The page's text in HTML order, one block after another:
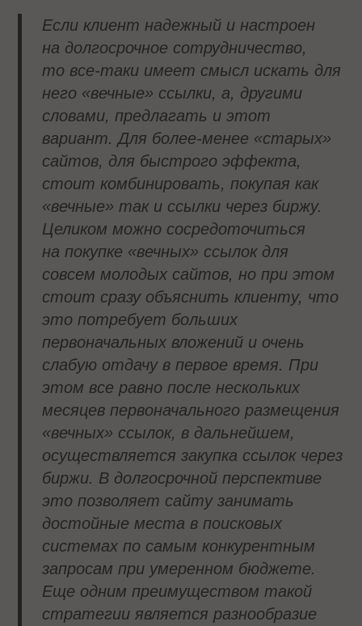
Eсли клиент надежный и настроен
на долгосрочное сотрудничество,
то все-таки имеет смысл искать для
него «вечные» ссылки, а, другими
словами, предлагать и этот
вариант. Для более-менее «старых»
сайтов, для быстрого эффекта,
стоит комбинировать, покупая как
«вечные» так и ссылки через биржу.
Целиком можно сосредоточиться
на покупке «вечных» ссылок для
совсем молодых сайтов, но при этом
стоит сразу объяснить клиенту, что
это потребует больших
первоначальных вложений и очень
слабую отдачу в первое время. При
этом все равно после нескольких
месяцев первоначального размещения
«вечных» ссылок, в дальнейшем,
осуществляется закупка ссылок через
биржи. В долгосрочной перспективе
это позволяет сайту занимать
достойные места в поисковых
системах по самым конкурентным
запросам при умеренном бюджете.
Еще одним преимуществом такой
стратегии является разнообразие